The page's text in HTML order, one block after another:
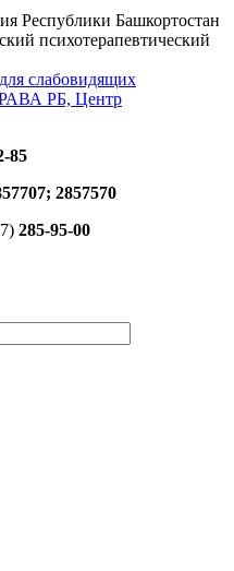
Республики Башкортостан
психотерапевтический
слабовидящих
85
2857570
285-95-00